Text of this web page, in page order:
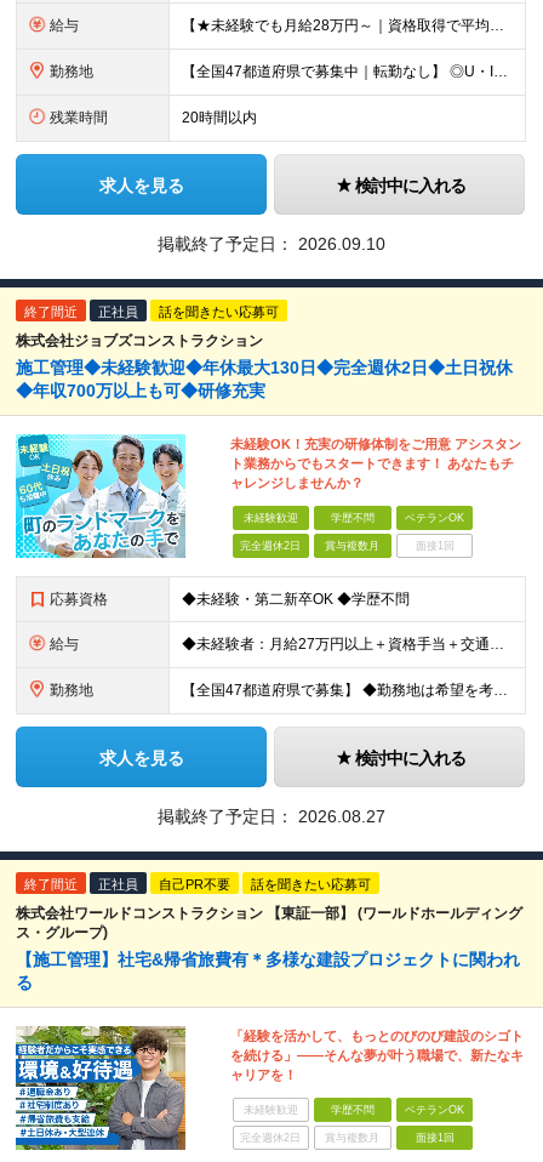
給与 【★未経験でも月給28万円～｜資格取得で平均年収636万円★】 ■ 月給28万円～80万円+賞与年2回＋各種手当 ※月給には、固定残業代（20時間分：3万8000円～／月）を含む ※20時間を超過
勤務地 【全国47都道府県で募集中｜転勤なし】 ◎U・Iターン歓迎！家具家電付き＆家賃ナシの社員寮を完備 ◎東京支店は2025年7月に移転したばかりの綺麗なオフィス 東京・横浜・大阪・名古屋・福岡など 全国
残業時間 20時間以内
求人を見る 検討中に入れる
掲載終了予定日： 2026.09.10
終了間近 正社員 話を聞きたい応募可
株式会社ジョブズコンストラクション
施工管理◆未経験歓迎◆年休最大130日◆完全週休2日◆土日祝休
◆年収700万以上も可◆研修充実
未経験OK！充実の研修体制をご用意 アシスタン
ト業務からでもスタートできます！ あなたもチ
ャレンジしませんか？
未経験歓迎 学歴不問 ベテランOK
完全週休2日 賞与複数月 面接1回
応募資格 ◆未経験・第二新卒OK ◆学歴不問
給与 ◆未経験者：月給27万円以上＋資格手当＋交通費全額支給＋時間外手当＋休日出勤手当 等 ◆経験者：月給32万円以上＋資格手当＋交通費全額支給＋時間外手当＋休日出勤手当 等 ◎あなたの給与は、これま
勤務地 【全国47都道府県で募集】 ◆勤務地は希望を考慮 ◆転勤なし ◆U・I・Jターン歓迎！ ◆基本直行直帰 ＼積極採用中／ 東北：宮城県、福島県 関東：東京都、神奈川県、埼玉県、千葉県 東海：愛知県、三
求人を見る 検討中に入れる
掲載終了予定日： 2026.08.27
終了間近 正社員 自己PR不要 話を聞きたい応募可
株式会社ワールドコンストラクション 【東証一部】 (ワールドホールディング
ス・グループ)
【施工管理】社宅&帰省旅費有＊多様な建設プロジェクトに関われ
る
「経験を活かして、もっとのびのび建設のシゴト
を続ける」――そんな夢が叶う職場で、新たなキ
ャリアを！
未経験歓迎 学歴不問 ベテランOK
完全週休2日 賞与複数月 面接1回